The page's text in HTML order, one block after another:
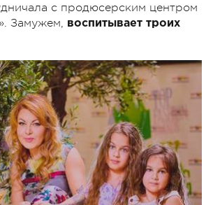
с продюсерским центром
Замужем, воспитывает троих